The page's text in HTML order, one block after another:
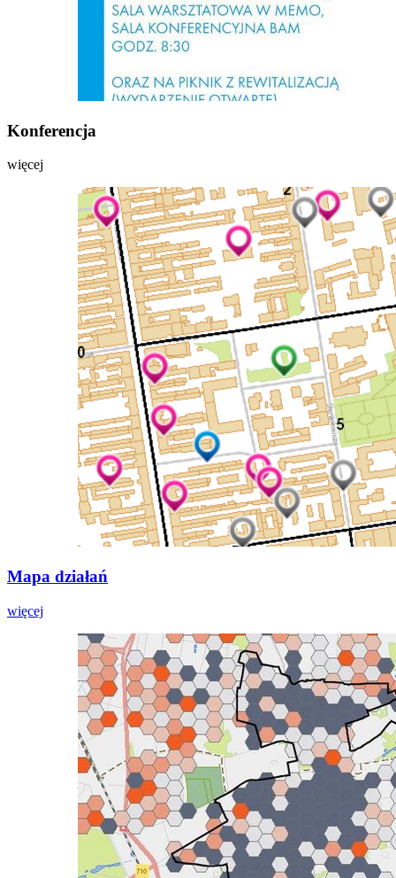
Konferencja
więcej
Mapa działań
więcej